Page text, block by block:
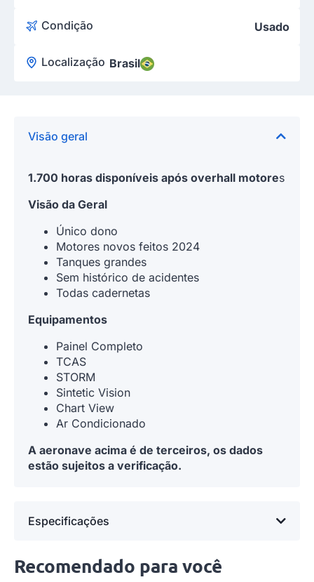
Condição Usado
Localização Brasil
Visão geral
1.700 horas disponíveis após overhall motores
Visão da Geral
Único dono
⁠Motores novos feitos 2024
Tanques grandes
Sem histórico de acidentes
Todas cadernetas
Equipamentos
Painel Completo
TCAS
STORM
Sintetic Vision
Chart View
Ar Condicionado
A aeronave acima é de terceiros, os dados
estão sujeitos a verificação.
Especificações
Recomendado para você